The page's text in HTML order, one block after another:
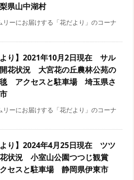
県山中湖村
ーにお届けする「花だより」のコーナ
より】2021年10月2日現在 サル
花状況 大宮花の丘農林公苑の
アクセスと駐車場 埼玉県さ
ーにお届けする「花だより」のコーナ
より】2024年4月25日現在 ツツ
状況 小室山公園つつじ観賞
セスと駐車場 静岡県伊東市